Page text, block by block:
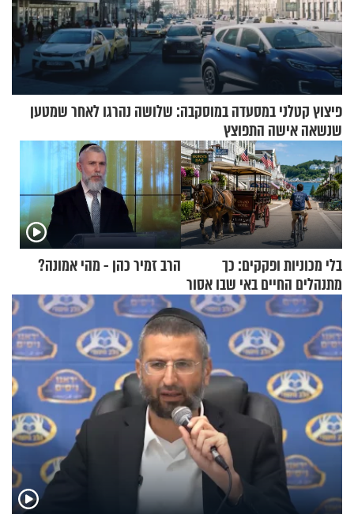
פיצוץ קטלני במסעדה במוסקבה: שלושה נהרגו לאחר שמטען
שנשאה אישה התפוצץ
בלי מכוניות ופקקים: כך
מתנהלים החיים באי שבו אסור
לנהוג כבר יותר מ-120 שנה
הרב זמיר כהן - מהי אמונה?